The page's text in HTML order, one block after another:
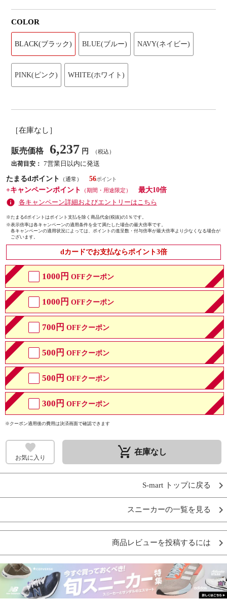
COLOR
BLACK(ブラック) BLUE(ブルー) NAVY(ネイビー)
PINK(ピンク) WHITE(ホワイト)
［在庫なし］
販売価格 6,237 円 （税込）
出荷目安： 7営業日以内に発送
たまるdポイント
（通常）
56
+キャンペーンポイント
（期間・用途限定）
最大10倍
各キャンペーン詳細およびエントリーはこちら
※たまるdポイントはポイント支払を除く商品代金(税抜)の1％です。
※表示倍率は各キャンペーンの適用条件を全て満たした場合の最大倍率です。
各キャンペーンの適用状況によっては、ポイントの進呈数・付与倍率が最大倍率より少なくなる場合が
ございます。
dカードでお支払ならポイント3倍
1000円 OFFクーポン
1000円 OFFクーポン
700円 OFFクーポン
500円 OFFクーポン
500円 OFFクーポン
300円 OFFクーポン
※クーポン適用後の費用は決済画面で確認できます
お気に入り remove_shopping_cart 在庫なし
S-mart トップに戻る
スニーカーの一覧を見る
商品レビューを投稿するには